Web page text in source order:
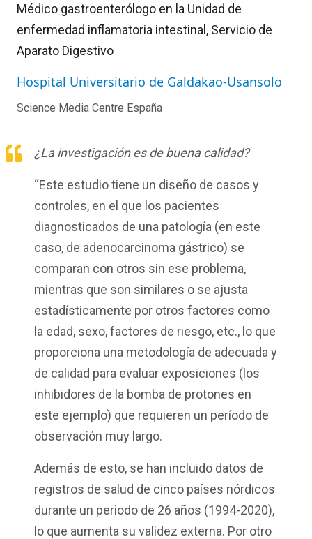
Médico gastroenterólogo en la Unidad de
enfermedad inflamatoria intestinal, Servicio de
Aparato Digestivo
Hospital Universitario de Galdakao-Usansolo
Science Media Centre España
¿La investigación es de buena calidad?
“Este estudio tiene un diseño de casos y
controles, en el que los pacientes
diagnosticados de una patología (en este
caso, de adenocarcinoma gástrico) se
comparan con otros sin ese problema,
mientras que son similares o se ajusta
estadísticamente por otros factores como
la edad, sexo, factores de riesgo, etc., lo que
proporciona una metodología de adecuada y
de calidad para evaluar exposiciones (los
inhibidores de la bomba de protones en
este ejemplo) que requieren un período de
observación muy largo.
Además de esto, se han incluido datos de
registros de salud de cinco países nórdicos
durante un periodo de 26 años (1994-2020),
lo que aumenta su validez externa. Por otro